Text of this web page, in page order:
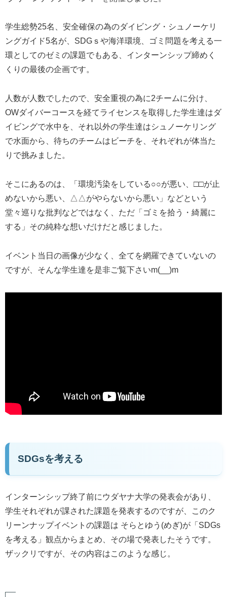
学生総勢25名、安全確保の為のダイビング・シュノーケリ
ングガイド5名が、SDGｓや海洋環境、ゴミ問題を考える一
環としてのゼミの課題でもある、インターンシップ締めく
くりの最後の企画です。
人数が人数でしたので、安全重視の為に2チームに分け、
OWダイバーコースを経てライセンスを取得した学生達はダ
イビングで水中を、それ以外の学生達はシュノーケリング
で水面から、待ちのチームはビーチを、それぞれが体当た
りで挑みました。
そこにあるのは、「環境汚染をしている○○が悪い、□□が止
めないから悪い、△△がやらないから悪い」などという
堂々巡りな批判などではなく、ただ「ゴミを拾う・綺麗に
する」その純粋な想いだけだと感じました。
イベント当日の画像が少なく、全てを網羅できていないの
ですが、そんな学生達を是非ご覧下さいm(__)m
SDGsを考える
インターンシップ終了前にウダヤナ大学の発表会があり、
学生それぞれが課された課題を発表するのですが、このク
リーンナップイベントの課題は そらとゆう(めぎ)が「SDGs
を考える」観点からまとめ、その場で発表したそうです。
ザックリですが、その内容はこのような感じ。